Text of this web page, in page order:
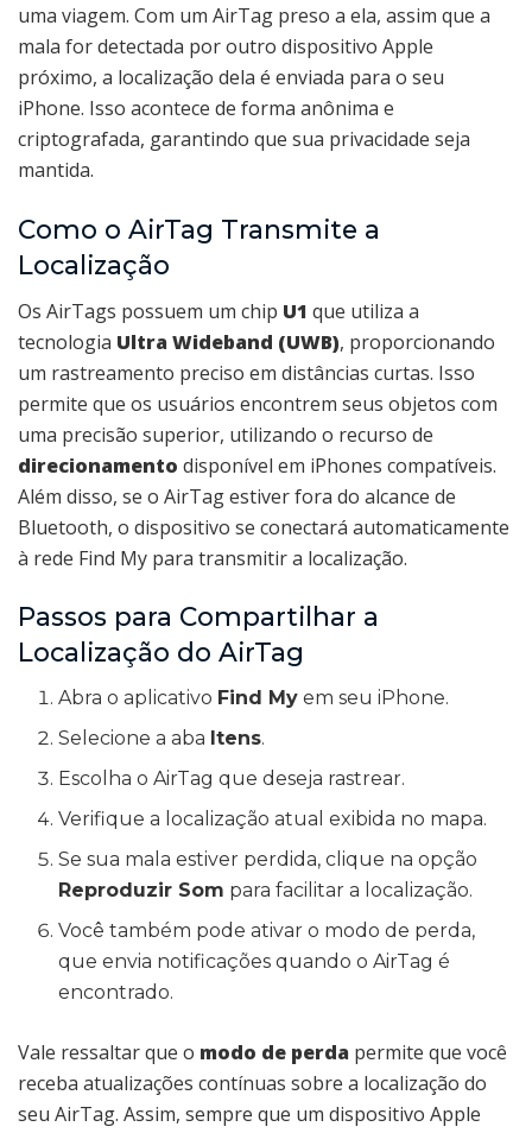
uma viagem. Com um AirTag preso a ela, assim que a
mala for detectada por outro dispositivo Apple
próximo, a localização dela é enviada para o seu
iPhone. Isso acontece de forma anônima e
criptografada, garantindo que sua privacidade seja
mantida.
Como o AirTag Transmite a
Localização
Os AirTags possuem um chip U1 que utiliza a
tecnologia Ultra Wideband (UWB), proporcionando
um rastreamento preciso em distâncias curtas. Isso
permite que os usuários encontrem seus objetos com
uma precisão superior, utilizando o recurso de
direcionamento disponível em iPhones compatíveis.
Além disso, se o AirTag estiver fora do alcance de
Bluetooth, o dispositivo se conectará automaticamente
à rede Find My para transmitir a localização.
Passos para Compartilhar a
Localização do AirTag
Abra o aplicativo Find My em seu iPhone.
Selecione a aba Itens.
Escolha o AirTag que deseja rastrear.
Verifique a localização atual exibida no mapa.
Se sua mala estiver perdida, clique na opção
Reproduzir Som para facilitar a localização.
Você também pode ativar o modo de perda,
que envia notificações quando o AirTag é
encontrado.
Vale ressaltar que o modo de perda permite que você
receba atualizações contínuas sobre a localização do
seu AirTag. Assim, sempre que um dispositivo Apple